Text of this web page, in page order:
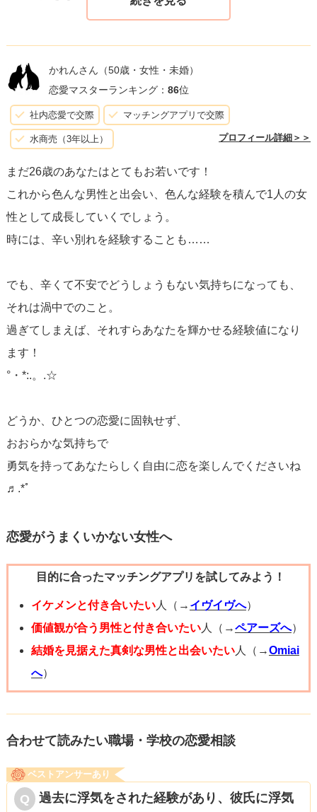
に必然的に「正解」があるわけではありませんが、自分の
決断を信じ、その結果と共に成長することが大切です。
悩んでいるのではなく、
分かれる事を前提に考えてますよね？
元彼と復縁するかも、別れたら気まずいかも。と。
それならその方と交際しても未来はないように思います
よ。
まずは元彼はあなたにとってどういう存在なのか、じっく
り考えてみて下さい。
その考えが出た上で今好きだと言ってくれている彼と交際
元彼の作ってくれたぬいぐるみ・ネックレスなどは捨て、
彼への連絡先も消去して覚悟を持って交際してみれば良い
と思います。
結局は元彼と一番合っているような気がしますけど?
かれんさん （50歳・女性・未婚）
恋愛マスターランキング： 86位
社内恋愛で交際 マッチングアプリで交際
水商売（3年以上） プロフィール詳細＞＞
まだ26歳のあなたはとてもお若いです！
これから色んな男性と出会い、色んな経験を積んで1人の女
性として成長していくでしょう。
時には、辛い別れを経験することも……
でも、辛くて不安でどうしょうもない気持ちになっても、
それは渦中でのこと。
過ぎてしまえば、それすらあなたを輝かせる経験値になり
ます！
°・*:.。.☆
どうか、ひとつの恋愛に固執せず、
おおらかな気持ちで
勇気を持ってあなたらしく自由に恋を楽しんでくださいね
♬.*ﾟ
恋愛がうまくいかない女性へ
目的に合ったマッチングアプリを試してみよう！
イケメンと付き合いたい人（→ イヴイヴへ）
価値観が合う男性と付き合いたい人（→ペアーズへ）
結婚を見据えた真剣な男性と出会いたい人（→Omiai
へ）
合わせて読みたい職場・学校の恋愛相談
ベストアンサーあり
過去に浮気をされた経験があり、彼氏に浮気